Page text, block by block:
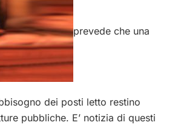
prevede che una
dei posti letto restino
pubbliche. E’ notizia di questi